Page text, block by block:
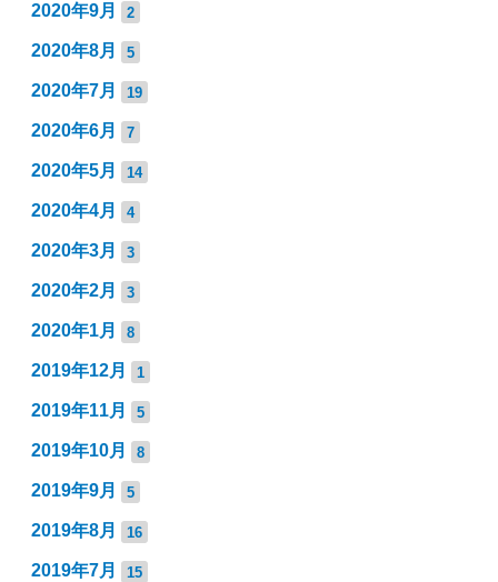
2020年9月 2
2020年8月 5
2020年7月 19
2020年6月 7
2020年5月 14
2020年4月 4
2020年3月 3
2020年2月 3
2020年1月 8
2019年12月 1
2019年11月 5
2019年10月 8
2019年9月 5
2019年8月 16
2019年7月 15